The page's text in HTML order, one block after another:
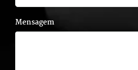
Mensagem